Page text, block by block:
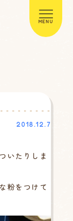
MENU
2018.12.7
いたりしま
粉をつけて